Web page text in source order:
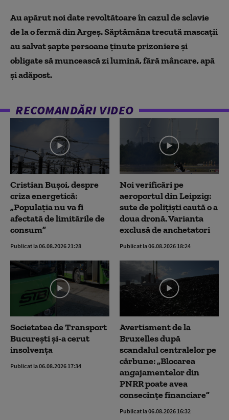
minutes,
35
seconds
Au apărut noi date revoltătoare în cazul de sclavie
de la o fermă din Argeș. Săptămâna trecută mascații
au salvat șapte persoane ținute prizoniere și
obligate să muncească zi lumină, fără mâncare, apă
și adăpost.
RECOMANDĂRI VIDEO
Cristian Bușoi, despre
criza energetică:
„Populația nu va fi
afectată de limitările de
consum”
Publicat la 06.08.2026 21:28
Noi verificări pe
aeroportul din Leipzig:
sute de polițiști caută o a
doua dronă. Varianta
exclusă de anchetatori
Publicat la 06.08.2026 18:24
Societatea de Transport
București și-a cerut
insolvența
Publicat la 06.08.2026 17:34
Avertisment de la
Bruxelles după
scandalul centralelor pe
cărbune: „Blocarea
angajamentelor din
PNRR poate avea
consecințe financiare”
Publicat la 06.08.2026 16:32